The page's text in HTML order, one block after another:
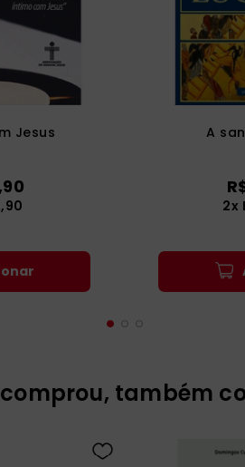
Jesus
,90
,90
A
2x
também